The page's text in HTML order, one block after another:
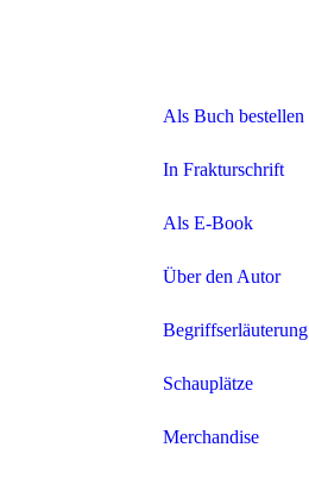
Als Buch bestellen
In Frakturschrift
Als E-Book
Über den Autor
Begriffserläuterung
Schauplätze
Merchandise